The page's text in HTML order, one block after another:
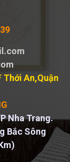
Thới An,Quận
Nha Trang.
Bắc Sông